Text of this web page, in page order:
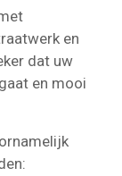
en
dat uw
en mooi